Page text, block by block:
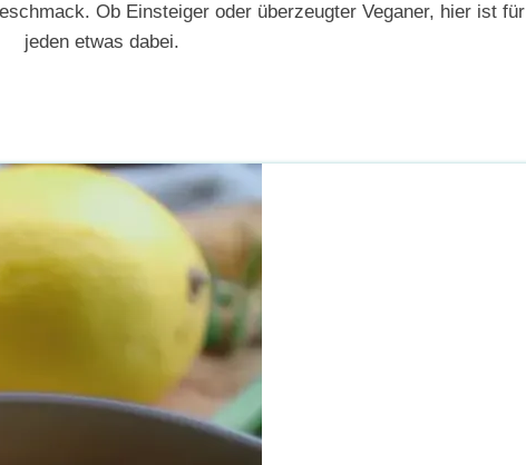
Ob Einsteiger oder überzeugter Veganer, hier ist für
jeden etwas dabei.